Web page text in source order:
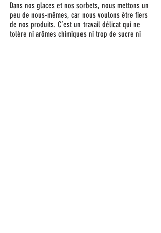
Dans nos glaces et nos sorbets, nous mettons un
peu de nous-mêmes, car nous voulons être fiers
de nos produits. C’est un travail délicat qui ne
tolère ni arômes chimiques ni trop de sucre ni